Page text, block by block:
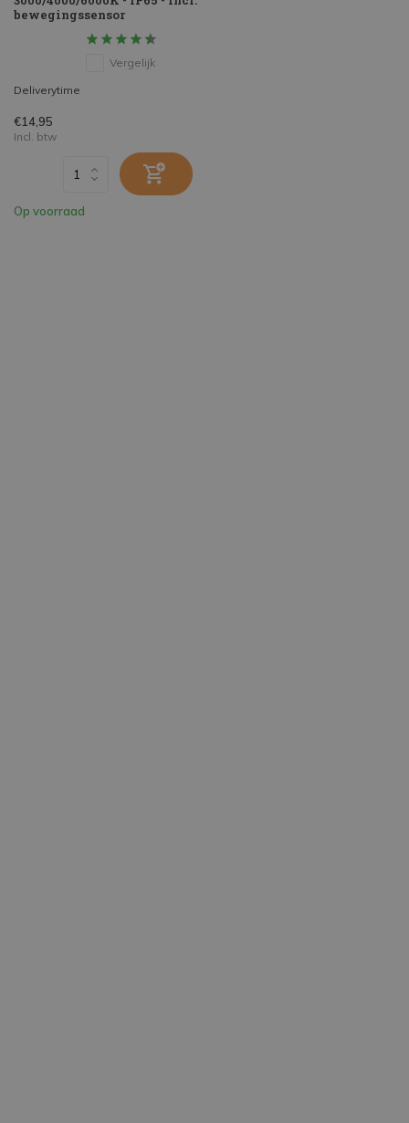
bewegingssensor
Vergelijk
Deliverytime
€14,95
Incl. btw
Op voorraad